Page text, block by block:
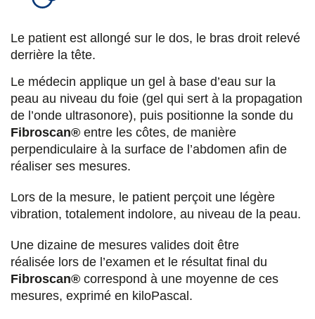
Le patient est allongé sur le dos, le bras droit relevé
derrière la tête.
Le médecin applique un gel à base d’eau sur la
peau au niveau du foie (gel qui sert à la propagation
de l’onde ultrasonore), puis positionne la sonde du
Fibroscan® entre les côtes, de manière
perpendiculaire à la surface de l’abdomen afin de
réaliser ses mesures.
Lors de la mesure, le patient perçoit une légère
vibration, totalement indolore, au niveau de la peau.
Une dizaine de mesures valides doit être
réalisée lors de l’examen et le résultat final du
Fibroscan® correspond à une moyenne de ces
mesures, exprimé en kiloPascal.